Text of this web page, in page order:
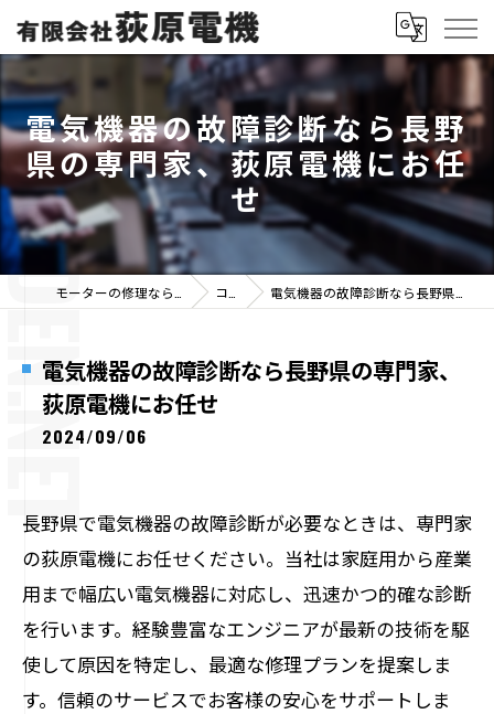
電気機器の故障診断なら長野
県の専門家、荻原電機にお任
せ
コラム 電気機器の故障診断なら長野県の専門家、荻原電機にお任せ
電気機器の故障診断なら長野県の専門家、
荻原電機にお任せ
2024/09/06
長野県で電気機器の故障診断が必要なときは、専門家
の荻原電機にお任せください。当社は家庭用から産業
用まで幅広い電気機器に対応し、迅速かつ的確な診断
を行います。経験豊富なエンジニアが最新の技術を駆
使して原因を特定し、最適な修理プランを提案しま
す。信頼のサービスでお客様の安心をサポートしま